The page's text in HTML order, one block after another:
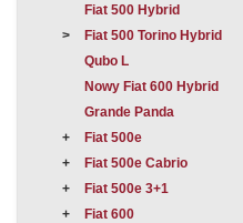
Fiat 500 Hybrid
Fiat 500 Torino Hybrid
Qubo L
Nowy Fiat 600 Hybrid
Grande Panda
Fiat 500e
Fiat 500e Cabrio
Fiat 500e 3+1
Fiat 600